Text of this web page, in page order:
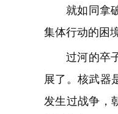
就如同拿
集体行动的困
过河的卒
展了。核武器
发生过战争，